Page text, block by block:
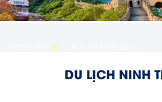
»
DU LỊCH NINH